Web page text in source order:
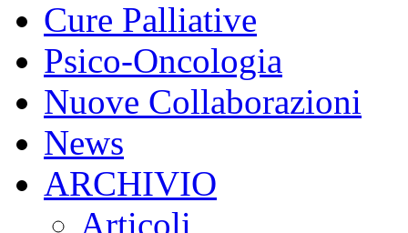
Cure Palliative
Psico-Oncologia
Nuove Collaborazioni
News
ARCHIVIO
Articoli